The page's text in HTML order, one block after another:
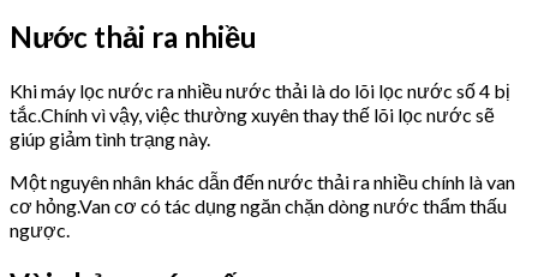
Nước thải ra nhiều
Khi máy lọc nước ra nhiều nước thải là do lõi lọc nước số 4 bị
tắc.Chính vì vậy, việc thường xuyên thay thế lõi lọc nước sẽ
giúp giảm tình trạng này.
Một nguyên nhân khác dẫn đến nước thải ra nhiều chính là van
cơ hỏng.Van cơ có tác dụng ngăn chặn dòng nước thẩm thấu
ngược.